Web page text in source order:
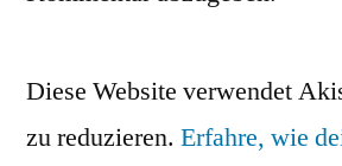
Diese Website verwendet
zu reduzieren. Erfahre, wie